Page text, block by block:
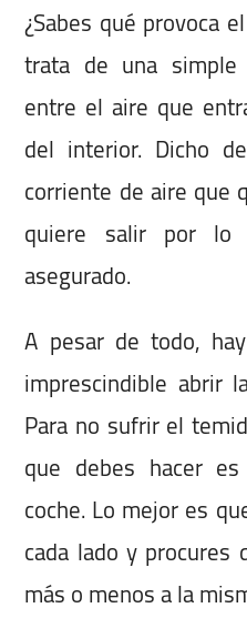
¿Sabes qué provoca
trata de una
entre el aire que
del interior. Dicho
corriente de aire que
quiere salir por lo
asegurado.
A pesar de todo,
imprescindible abrir
Para no sufrir el
que debes hacer
coche. Lo mejor es
cada lado y procures
más o menos a la